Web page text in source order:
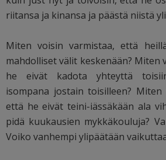
riitansa ja kinansa ja päästä niistä
Miten voisin varmistaa, että
mahdolliset välit keskenään? Miten
he eivät kadota yhteyttä
isompana jostain toisilleen?
että he eivät teini-iässäkään ala
pidä kuukausien mykkäkouluja?
Voiko vanhempi ylipäätään